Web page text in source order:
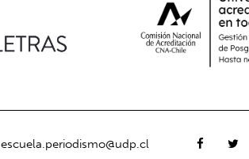
escuela.periodismo@udp.cl